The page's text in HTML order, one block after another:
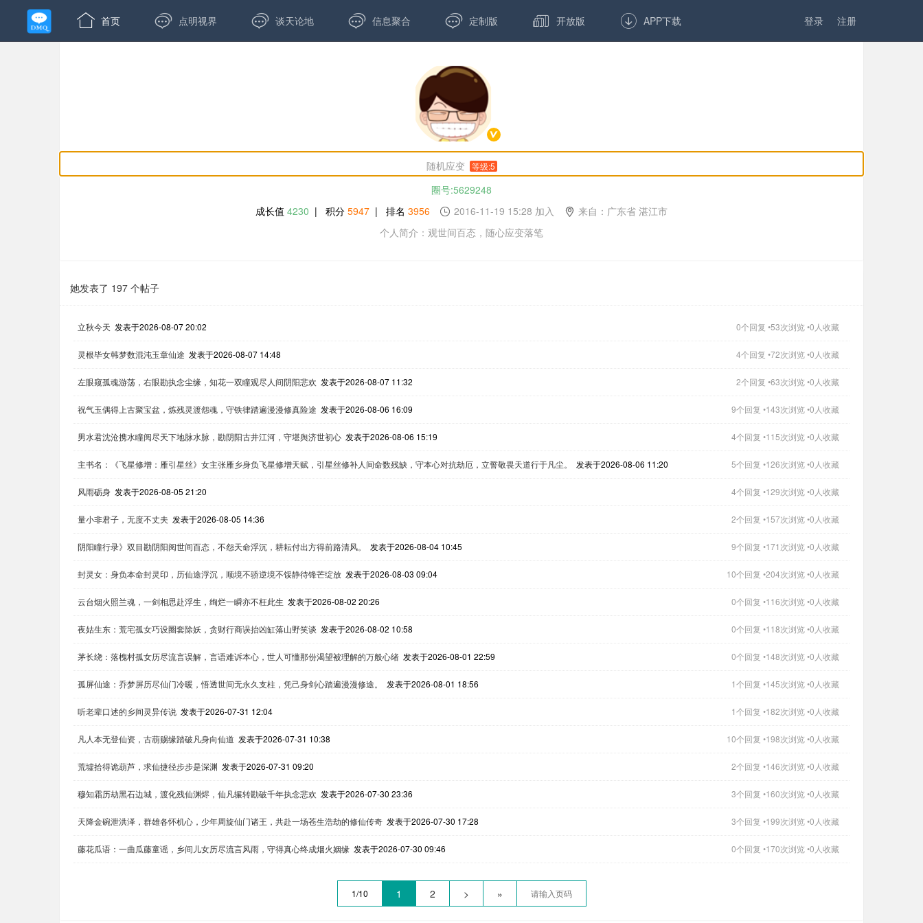
 首页  点明视界  谈天论地  信息聚合  定制版  开放版  APP下载 登录 注册
随机应变 等级:5
圈号:5629248
成长值 4230 | 积分 5947 | 排名 3956 2016-11-19 15:28 加入
来自：广东省 湛江市
个人简介：观世间百态，随心应变落笔
她发表了 197 个帖子
立秋今天 发表于2026-08-07 20:02 0个回复 •53次浏览 •0人收藏
灵根毕女韩梦数混沌玉章仙途 发表于2026-08-07 14:48 4个回复 •72次浏览 •0人收藏
左眼窥孤魂游荡，右眼勘执念尘缘，知花一双瞳观尽人间阴阳悲欢 发表于2026-08-07 11:32 2个回复 •63次浏览 •0人收藏
祝气玉偶得上古聚宝盆，炼残灵渡怨魂，守铁律踏遍漫漫修真险途 发表于2026-08-06 16:09 9个回复 •143次浏览 •0人收藏
男水君沈沧携水瞳阅尽天下地脉水脉，勘阴阳古井江河，守堪舆济世初心 发表于2026-08-06 15:19 4个回复 •115次浏览 •0人收藏
主书名：《飞星修增：雁引星丝》女主张雁乡身负飞星修增天赋，引星丝修补人间命数残缺，守本心对抗劫厄，立誓敬畏天道行于凡尘。 发表于2026-08-06 11:20 5个回复 •126次浏览 •0人收藏
风雨砺身 发表于2026-08-05 21:20 4个回复 •129次浏览 •0人收藏
量小非君子，无度不丈夫 发表于2026-08-05 14:36 2个回复 •157次浏览 •0人收藏
阴阳瞳行录》双目勘阴阳阅世间百态，不怨天命浮沉，耕耘付出方得前路清风。 发表于2026-08-04 10:45 9个回复 •171次浏览 •0人收藏
封灵女：身负本命封灵印，历仙途浮沉，顺境不骄逆境不馁静待锋芒绽放 发表于2026-08-03 09:04 10个回复 •204次浏览 •0人收藏
云台烟火照兰魂，一剑相思赴浮生，绚烂一瞬亦不枉此生 发表于2026-08-02 20:26 0个回复 •116次浏览 •0人收藏
夜姑生东：荒宅孤女巧设圈套除妖，贪财行商误抬凶缸落山野笑谈 发表于2026-08-02 10:58 0个回复 •118次浏览 •0人收藏
茅长绕：落槐村孤女历尽流言误解，言语难诉本心，世人可懂那份渴望被理解的万般心绪 发表于2026-08-01 22:59 0个回复 •148次浏览 •0人收藏
孤屏仙途：乔梦屏历尽仙门冷暖，悟透世间无永久支柱，凭己身剑心踏遍漫漫修途。 发表于2026-08-01 18:56 1个回复 •145次浏览 •0人收藏
听老辈口述的乡间灵异传说 发表于2026-07-31 12:04 1个回复 •182次浏览 •0人收藏
凡人本无登仙资，古葫赐缘踏破凡身向仙道 发表于2026-07-31 10:38 10个回复 •198次浏览 •0人收藏
荒墟拾得诡葫芦，求仙捷径步步是深渊 发表于2026-07-31 09:20 2个回复 •146次浏览 •0人收藏
穆知霜历劫黑石边城，渡化残仙渊烬，仙凡辗转勘破千年执念悲欢 发表于2026-07-30 23:36 3个回复 •160次浏览 •0人收藏
天降金碗泄洪泽，群雄各怀机心，少年周旋仙门诸王，共赴一场苍生浩劫的修仙传奇 发表于2026-07-30 17:28 3个回复 •199次浏览 •0人收藏
藤花瓜语：一曲瓜藤童谣，乡间儿女历尽流言风雨，守得真心终成烟火姻缘 发表于2026-07-30 09:46 0个回复 •170次浏览 •0人收藏
1/10 1 2 > »